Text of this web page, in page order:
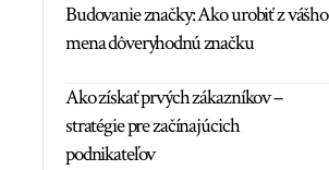
Budovanie značky: Ako urobiť z vášho
mena dôveryhodnú značku
Ako získať prvých zákazníkov –
stratégie pre začínajúcich
podnikateľov